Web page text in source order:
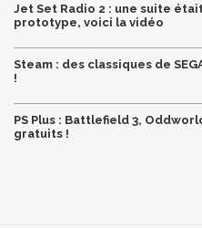
Jet Set Radio 2 : une suite
prototype, voici la vidéo
Steam : des classiques de
!
PS Plus : Battlefield 3,
gratuits !